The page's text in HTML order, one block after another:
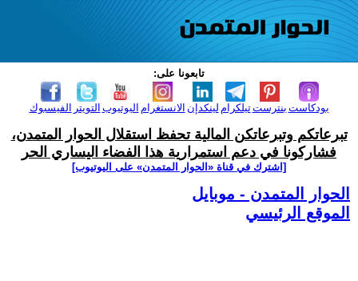
تابعونا على:
الفيسبوك التويتر اليوتيوب الانستغرام لينكدإن تيلكرامبنترست بودكاست
تبرعاتكم وتبرعاتكن المالية تحفظ استقلال الحوار المتمدن،
فشاركونا في دعم استمرارية هذا الفضاء اليساري الحر
[اشترك في قناة ‫«الحوار المتمدن» على اليوتيوب]
الحوار المتمدن - موبايل
الموقع الرئيسي